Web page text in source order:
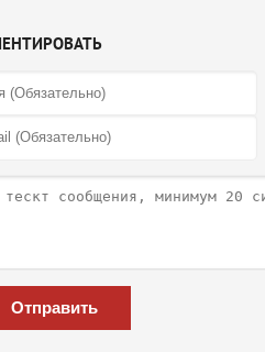
Отправить